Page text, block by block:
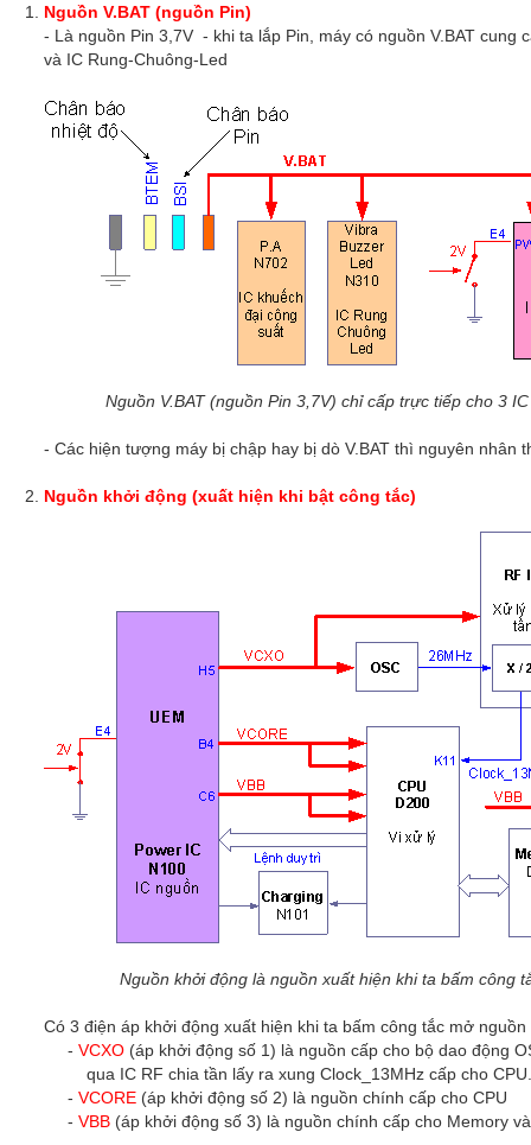
Nguồn V.BAT (nguồn Pin)
- Là nguồn Pin 3,7V - khi ta lắp Pin, máy có nguồn V.BAT cung
và IC Rung-Chuông-Led
Nguồn V.BAT (nguồn Pin 3,7V) chỉ cấp trực tiếp cho 3
- Các hiện tượng máy bị chập hay bị dò V.BAT thì nguyên nhân
Nguồn khởi động (xuất hiện khi bật công tắc)
Nguồn khởi động là nguồn xuất hiện khi ta bấm công
Có 3 điện áp khởi động xuất hiện khi ta bấm công tắc mở nguồn
- VCXO (áp khởi động số 1) là nguồn cấp cho bộ dao động
qua IC RF chia tần lấy ra xung Clock_13MHz cấp cho CPU.
- VCORE (áp khởi động số 2) là nguồn chính cấp cho CPU
- VBB (áp khởi động số 3) là nguồn chính cấp cho Memory